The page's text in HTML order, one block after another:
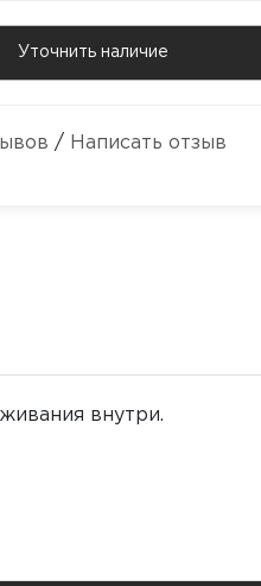
Уточнить наличие
/ Написать отзыв
внутри.